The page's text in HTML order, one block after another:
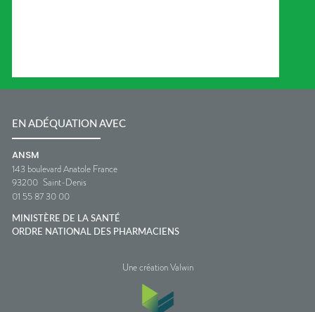
EN ADÉQUATION AVEC
ANSM
143 boulevard Anatole France
93200 Saint-Denis
01 55 87 30 00
MINISTÈRE DE LA SANTÉ
ORDRE NATIONAL DES PHARMACIENS
Une création Valwin